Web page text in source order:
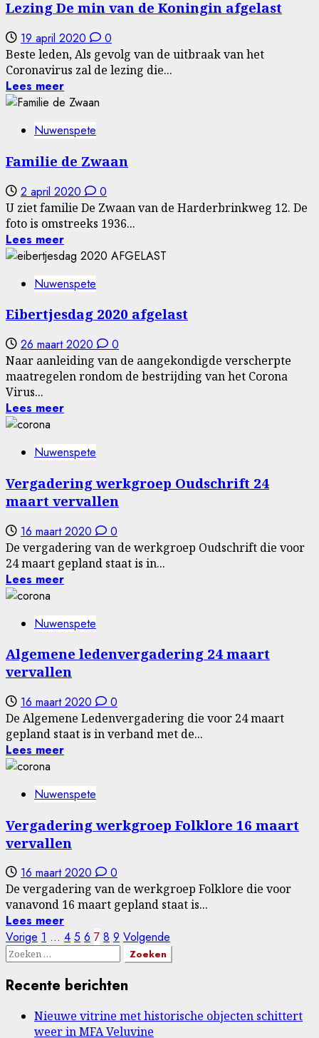
Lezing De min van de Koningin afgelast
19 april 2020 0
Beste leden, Als gevolg van de uitbraak van het
Coronavirus zal de lezing die...
Lees meer
Nuwenspete
Familie de Zwaan
2 april 2020 0
U ziet familie De Zwaan van de Harderbrinkweg 12. De
foto is omstreeks 1936...
Lees meer
Nuwenspete
Eibertjesdag 2020 afgelast
26 maart 2020 0
Naar aanleiding van de aangekondigde verscherpte
maatregelen rondom de bestrijding van het Corona
Virus...
Lees meer
Nuwenspete
Vergadering werkgroep Oudschrift 24
maart vervallen
16 maart 2020 0
De vergadering van de werkgroep Oudschrift die voor
24 maart gepland staat is in...
Lees meer
Nuwenspete
Algemene ledenvergadering 24 maart
vervallen
16 maart 2020 0
De Algemene Ledenvergadering die voor 24 maart
gepland staat is in verband met de...
Lees meer
Nuwenspete
Vergadering werkgroep Folklore 16 maart
vervallen
16 maart 2020 0
De vergadering van de werkgroep Folklore die voor
vanavond 16 maart gepland staat is...
Lees meer
Berichten
paginering
Vorige 1 … 4 5 6 7 8 9 Volgende
Zoeken
Recente berichten
Nieuwe vitrine met historische objecten schittert
weer in MFA Veluvine